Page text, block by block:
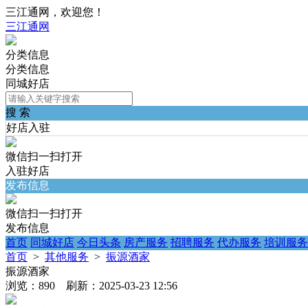
三江通网，欢迎您！
三江通网
分类信息
分类信息
同城好店
搜 索
好店入驻
微信扫一扫打开
入驻好店
发布信息
微信扫一扫打开
发布信息
首页 同城好店 今日头条 房产服务 招聘服务 代办服务 培训服务
首页 > 其他服务 > 振源酒家
振源酒家
浏览：890 刷新：2025-03-23 12:56